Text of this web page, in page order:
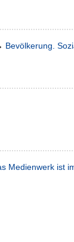
Bevölkerung.
Medienwerk ist